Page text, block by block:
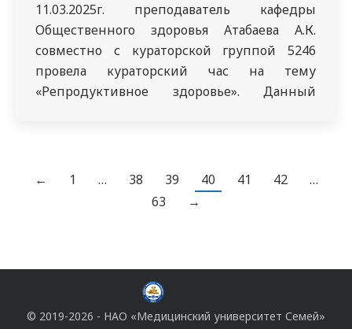
11.03.2025г. преподаватель кафедры
Общественного здоровья Атабаева А.К.
совместно с кураторской группой 5246
провела кураторский час на тему
«Репродуктивное здоровье». Данный
появление здорового потомства,
профилактика и лечение репродуктивных
← 1 … 38 39 40 41 42
…
63
→
© 2019-2026 - НАО «Медицинский университет Семей»